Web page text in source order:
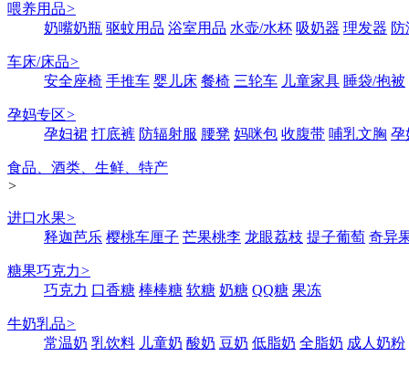
喂养用品>
奶嘴奶瓶 驱蚊用品 浴室用品 水壶/水杯 吸奶器 理发器
车床/床品>
安全座椅 手推车 婴儿床 餐椅 三轮车 儿童家具 睡袋/抱被
孕妈专区>
孕妇裙 打底裤 防辐射服 腰凳 妈咪包 收腹带 哺乳文胸 孕
食品、酒类、生鲜、特产
>
进口水果>
释迦芭乐 樱桃车厘子 芒果桃李 龙眼荔枝 提子葡萄 奇异
糖果巧克力>
巧克力 口香糖 棒棒糖 软糖 奶糖 QQ糖 果冻
牛奶乳品>
常温奶 乳饮料 儿童奶 酸奶 豆奶 低脂奶 全脂奶 成人奶粉